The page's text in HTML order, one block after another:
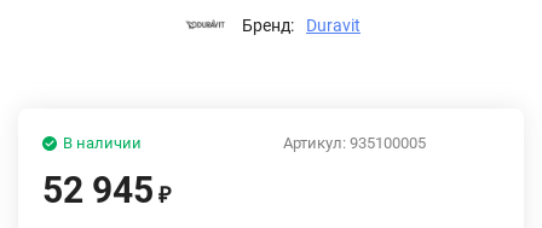
Бренд: Duravit
Артикул: 935100005
В наличии
52 945 ₽